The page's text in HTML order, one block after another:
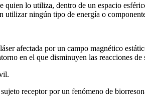
lo utiliza, dentro de un espacio
utilizar ningún tipo de energía o
afectada por un campo magnético
en el que disminuyen las reacciones de
receptor por un fenómeno de